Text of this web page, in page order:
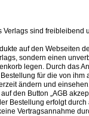
Verlags sind
auf den Webseiten
sondern einen
legen. Durch das
für die von
ändern und
den Button „AGB
Bestellung erfolgt
Vertragsannahme